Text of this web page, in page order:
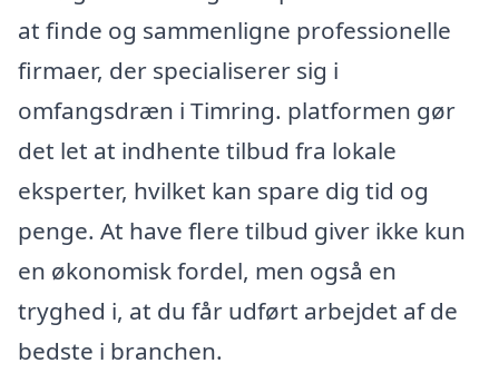
at finde og sammenligne professionelle
firmaer, der specialiserer sig i
omfangsdræn i Timring. platformen gør
det let at indhente tilbud fra lokale
eksperter, hvilket kan spare dig tid og
penge. At have flere tilbud giver ikke kun
en økonomisk fordel, men også en
tryghed i, at du får udført arbejdet af de
bedste i branchen.